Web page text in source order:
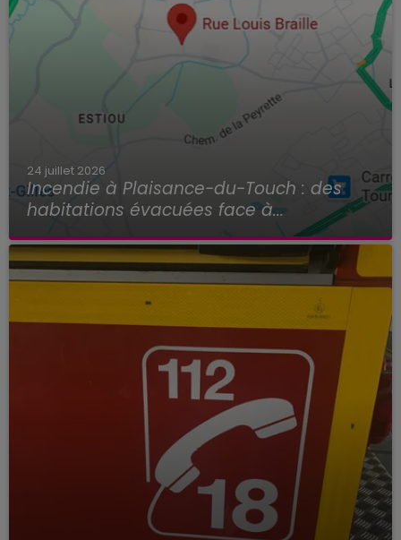
24 juillet 2026
Incendie à Plaisance-du-Touch : des
habitations évacuées face à...